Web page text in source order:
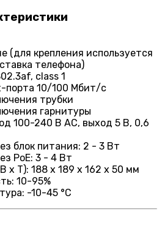
(для крепления используется
телефона)
class 1
порта 10/100 Мбит/с
трубки
гарнитуры
100-240 В AC, выход 5 В, 0,6
блок питания: 2 - 3 Вт
PoE: 3 - 4 Вт
х Т): 188 х 189 х 162 х 50 мм
10-95%
-10-45 °C